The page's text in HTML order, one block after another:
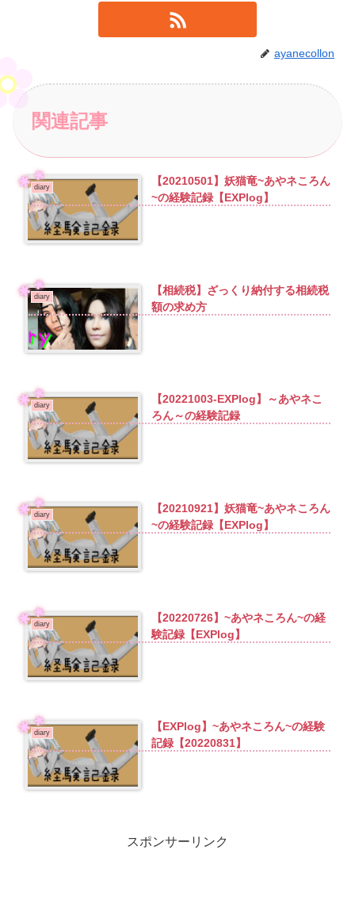
ayanecollon
関連記事
diary
【20210501】妖猫竜~あやネころん
~の経験記録【EXPlog】
diary
【相続税】ざっくり納付する相続税
額の求め方
diary
【20221003-EXPlog】～あやネこ
ろん～の経験記録
diary
【20210921】妖猫竜~あやネころん
~の経験記録【EXPlog】
diary
【20220726】~あやネころん~の経
験記録【EXPlog】
diary
【EXPlog】~あやネころん~の経験
記録【20220831】
スポンサーリンク